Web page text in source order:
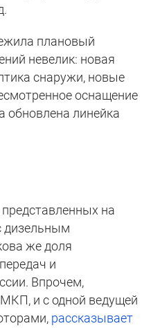
плановый
невелик: новая
снаружи, новые
оснащение
обновлена линейка
на
дизельным
же доля
и
Впрочем,
и с одной ведущей
рассказывает